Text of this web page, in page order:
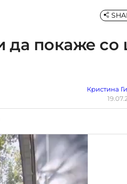
да покаже со
Кристина